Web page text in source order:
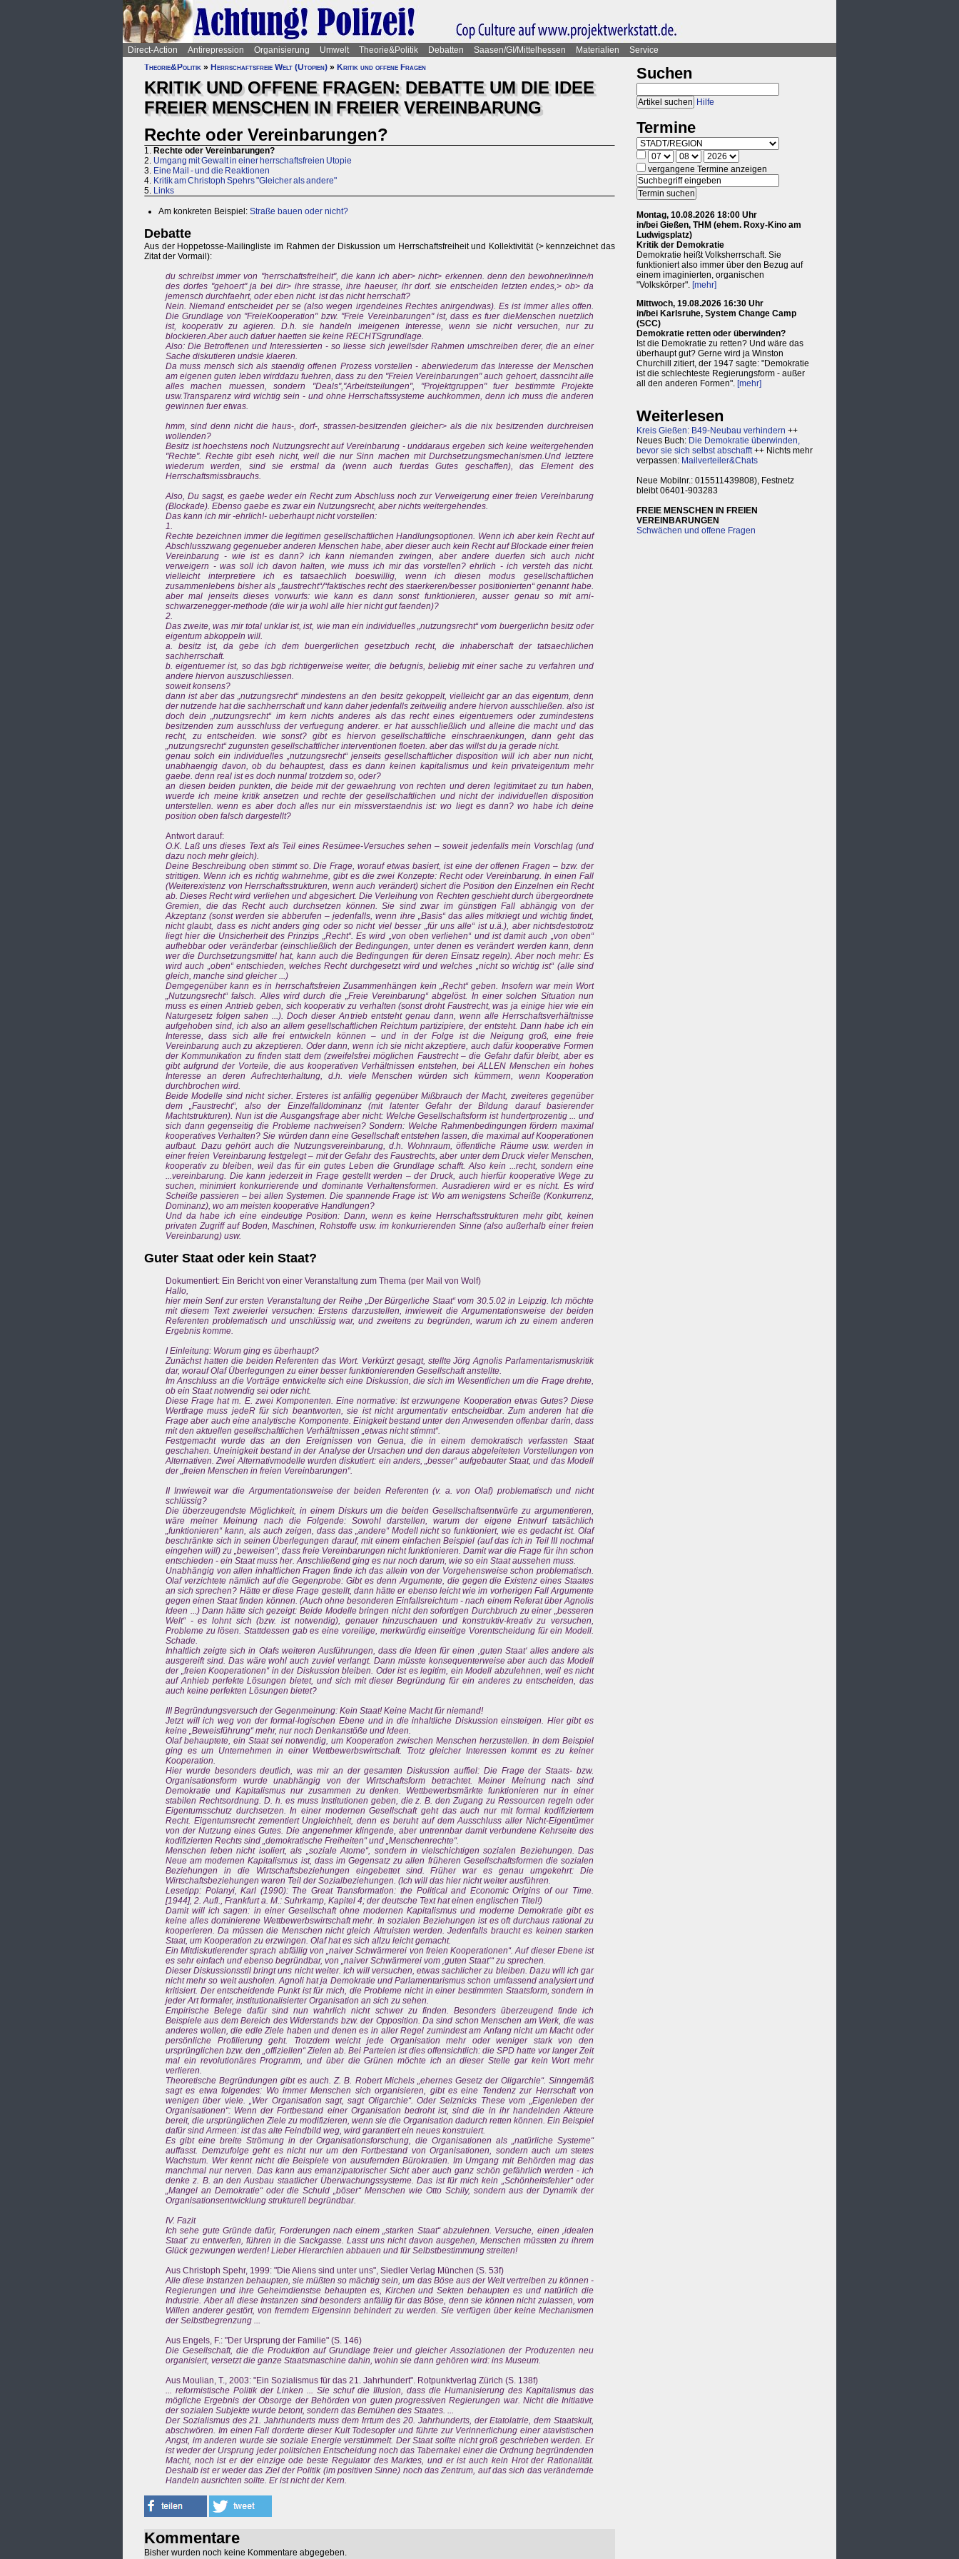
Direct-Action Antirepression Organisierung Umwelt Theorie&Politik Debatten Saasen/GI/Mittelhessen Materialien
Service
Theorie&Politik » Herrschaftsfreie Welt (Utopien) » Kritik und offene Fragen
KRITIK UND OFFENE FRAGEN: DEBATTE UM DIE IDEE
FREIER MENSCHEN IN FREIER VEREINBARUNG
Rechte oder Vereinbarungen?
1. Rechte oder Vereinbarungen?
2. Umgang mit Gewalt in einer herrschaftsfreien Utopie
3. Eine Mail - und die Reaktionen
4. Kritik am Christoph Spehrs "Gleicher als andere"
5. Links
Am konkreten Beispiel: Straße bauen oder nicht?
Debatte
Aus der Hoppetosse-Mailingliste im Rahmen der Diskussion um Herrschaftsfreiheit und Kollektivität (> kennzeichnet das
Zitat der Vormail):
du schreibst immer von "herrschaftsfreiheit", die kann ich aber> nicht> erkennen. denn den bewohner/inne/n
des dorfes "gehoert" ja bei dir> ihre strasse, ihre haeuser, ihr dorf. sie entscheiden letzten endes,> ob> da
jemensch durchfaehrt, oder eben nicht. ist das nicht herrschaft?
Nein. Niemand entscheidet per se (also wegen irgendeines Rechtes anirgendwas). Es ist immer alles offen.
Die Grundlage von "FreieKooperation" bzw. "Freie Vereinbarungen" ist, dass es fuer dieMenschen nuetzlich
ist, kooperativ zu agieren. D.h. sie handeln imeigenen Interesse, wenn sie nicht versuchen, nur zu
blockieren.Aber auch dafuer haetten sie keine RECHTSgrundlage.
Also: Die Betroffenen und Interessierten - so liesse sich jeweilsder Rahmen umschreiben derer, die an einer
Sache diskutieren undsie klaeren.
Da muss mensch sich als staendig offenen Prozess vorstellen - aberwiederum das Interesse der Menschen
am eigenen guten leben wirddazu fuehren, dass zu den "Freien Vereinbarungen" auch gehoert, dassnciht alle
alles machen muessen, sondern "Deals","Arbeitsteilungen", "Projektgruppen" fuer bestimmte Projekte
usw.Transparenz wird wichtig sein - und ohne Herrschaftssysteme auchkommen, denn ich muss die anderen
gewinnen fuer etwas.
hmm, sind denn nicht die haus-, dorf-, strassen-besitzenden gleicher> als die nix besitzenden durchreisen
wollenden?
Besitz ist hoechstens noch Nutzungsrecht auf Vereinbarung - unddaraus ergeben sich keine weitergehenden
"Rechte". Rechte gibt eseh nicht, weil die nur Sinn machen mit Durchsetzungsmechanismen.Und letztere
wiederum werden, sind sie erstmal da (wenn auch fuerdas Gutes geschaffen), das Element des
Herrschaftsmissbrauchs.
Also, Du sagst, es gaebe weder ein Recht zum Abschluss noch zur Verweigerung einer freien Vereinbarung
(Blockade). Ebenso gaebe es zwar ein Nutzungsrecht, aber nichts weitergehendes.
Das kann ich mir -ehrlich!- ueberhaupt nicht vorstellen:
1.
Rechte bezeichnen immer die legitimen gesellschaftlichen Handlungsoptionen. Wenn ich aber kein Recht auf
Abschlusszwang gegenueber anderen Menschen habe, aber dieser auch kein Recht auf Blockade einer freien
Vereinbarung - wie ist es dann? ich kann niemanden zwingen, aber andere duerfen sich auch nicht
verweigern - was soll ich davon halten, wie muss ich mir das vorstellen? ehrlich - ich versteh das nicht.
vielleicht interpretiere ich es tatsaechlich boeswillig, wenn ich diesen modus gesellschaftlichen
zusammenlebens bisher als „faustrecht“/“faktisches recht des staerkeren/besser positionierten“ genannt habe.
aber mal jenseits dieses vorwurfs: wie kann es dann sonst funktionieren, ausser genau so mit arni-
schwarzenegger-methode (die wir ja wohl alle hier nicht gut faenden)?
2.
Das zweite, was mir total unklar ist, ist, wie man ein individuelles „nutzungsrecht“ vom buergerlichn besitz oder
eigentum abkoppeln will.
a. besitz ist, da gebe ich dem buergerlichen gesetzbuch recht, die inhaberschaft der tatsaechlichen
sachherrschaft.
b. eigentuemer ist, so das bgb richtigerweise weiter, die befugnis, beliebig mit einer sache zu verfahren und
andere hiervon auszuschliessen.
soweit konsens?
dann ist aber das „nutzungsrecht“ mindestens an den besitz gekoppelt, vielleicht gar an das eigentum, denn
der nutzende hat die sachherrschaft und kann daher jedenfalls zeitweilig andere hiervon ausschließen. also ist
doch dein „nutzungsrecht“ im kern nichts anderes als das recht eines eigentuemers oder zumindestens
besitzenden zum ausschluss der verfuegung anderer. er hat ausschließlich und alleine die macht und das
recht, zu entscheiden. wie sonst? gibt es hiervon gesellschaftliche einschraenkungen, dann geht das
„nutzungsrecht“ zugunsten gesellschaftlicher interventionen floeten. aber das willst du ja gerade nicht.
genau solch ein individuelles „nutzungsrecht“ jenseits gesellschaftlicher disposition will ich aber nun nicht,
unabhaengig davon, ob du behauptest, dass es dann keinen kapitalismus und kein privateigentum mehr
gaebe. denn real ist es doch nunmal trotzdem so, oder?
an diesen beiden punkten, die beide mit der gewaehrung von rechten und deren legitimitaet zu tun haben,
wuerde ich meine kritik ansetzen und rechte der gesellschaftlichen und nicht der individuellen disposition
unterstellen. wenn es aber doch alles nur ein missverstaendnis ist: wo liegt es dann? wo habe ich deine
position oben falsch dargestellt?
Antwort darauf:
O.K. Laß uns dieses Text als Teil eines Resümee-Versuches sehen – soweit jedenfalls mein Vorschlag (und
dazu noch mehr gleich).
Deine Beschreibung oben stimmt so. Die Frage, worauf etwas basiert, ist eine der offenen Fragen – bzw. der
strittigen. Wenn ich es richtig wahrnehme, gibt es die zwei Konzepte: Recht oder Vereinbarung. In einen Fall
(Weiterexistenz von Herrschaftsstrukturen, wenn auch verändert) sichert die Position den Einzelnen ein Recht
ab. Dieses Recht wird verliehen und abgesichert. Die Verleihung von Rechten geschieht durch übergeordnete
Gremien, die das Recht auch durchsetzen können. Sie sind zwar im günstigen Fall abhängig von der
Akzeptanz (sonst werden sie abberufen – jedenfalls, wenn ihre „Basis“ das alles mitkriegt und wichtig findet,
nicht glaubt, dass es nicht anders ging oder so nicht viel besser „für uns alle“ ist u.ä.), aber nichtsdestotrotz
liegt hier die Unsicherheit des Prinzips „Recht“. Es wird „von oben verliehen“ und ist damit auch „von oben“
aufhebbar oder veränderbar (einschließlich der Bedingungen, unter denen es verändert werden kann, denn
wer die Durchsetzungsmittel hat, kann auch die Bedingungen für deren Einsatz regeln). Aber noch mehr: Es
wird auch „oben“ entschieden, welches Recht durchgesetzt wird und welches „nicht so wichtig ist“ (alle sind
gleich, manche sind gleicher ...)
Demgegenüber kann es in herrschaftsfreien Zusammenhängen kein „Recht“ geben. Insofern war mein Wort
„Nutzungsrecht“ falsch. Alles wird durch die „Freie Vereinbarung“ abgelöst. In einer solchen Situation nun
muss es einen Antrieb geben, sich kooperativ zu verhalten (sonst droht Faustrecht, was ja einige hier wie ein
Naturgesetz folgen sahen ...). Doch dieser Antrieb entsteht genau dann, wenn alle Herrschaftsverhältnisse
aufgehoben sind, ich also an allem gesellschaftlichen Reichtum partizipiere, der entsteht. Dann habe ich ein
Interesse, dass sich alle frei entwickeln können – und in der Folge ist die Neigung groß, eine freie
Vereinbarung auch zu akzeptieren. Oder dann, wenn ich sie nicht akzeptiere, auch dafür kooperative Formen
der Kommunikation zu finden statt dem (zweifelsfrei möglichen Faustrecht – die Gefahr dafür bleibt, aber es
gibt aufgrund der Vorteile, die aus kooperativen Verhältnissen entstehen, bei ALLEN Menschen ein hohes
Interesse an deren Aufrechterhaltung, d.h. viele Menschen würden sich kümmern, wenn Kooperation
durchbrochen wird.
Beide Modelle sind nicht sicher. Ersteres ist anfällig gegenüber Mißbrauch der Macht, zweiteres gegenüber
dem „Faustrecht“, also der Einzelfalldominanz (mit latenter Gefahr der Bildung darauf basierender
Machtstrukturen). Nun ist die Ausgangsfrage aber nicht: Welche Gesellschaftsform ist hundertprozentig ... und
sich dann gegenseitig die Probleme nachweisen? Sondern: Welche Rahmenbedingungen fördern maximal
kooperatives Verhalten? Sie würden dann eine Gesellschaft entstehen lassen, die maximal auf Kooperationen
aufbaut. Dazu gehört auch die Nutzungsvereinbarung, d.h. Wohnraum, öffentliche Räume usw. werden in
einer freien Vereinbarung festgelegt – mit der Gefahr des Faustrechts, aber unter dem Druck vieler Menschen,
kooperativ zu bleiben, weil das für ein gutes Leben die Grundlage schafft. Also kein ...recht, sondern eine
...vereinbarung. Die kann jederzeit in Frage gestellt werden – der Druck, auch hierfür kooperative Wege zu
suchen, minimiert konkurrierende und dominante Verhaltensformen. Ausradieren wird er es nicht. Es wird
Scheiße passieren – bei allen Systemen. Die spannende Frage ist: Wo am wenigstens Scheiße (Konkurrenz,
Dominanz), wo am meisten kooperative Handlungen?
Und da habe ich eine eindeutige Position: Dann, wenn es keine Herrschaftsstrukturen mehr gibt, keinen
privaten Zugriff auf Boden, Maschinen, Rohstoffe usw. im konkurrierenden Sinne (also außerhalb einer freien
Vereinbarung) usw.
Guter Staat oder kein Staat?
Dokumentiert: Ein Bericht von einer Veranstaltung zum Thema (per Mail von Wolf)
Hallo,
hier mein Senf zur ersten Veranstaltung der Reihe „Der Bürgerliche Staat“ vom 30.5.02 in Leipzig. Ich möchte
mit diesem Text zweierlei versuchen: Erstens darzustellen, inwieweit die Argumentationsweise der beiden
Referenten problematisch und unschlüssig war, und zweitens zu begründen, warum ich zu einem anderen
Ergebnis komme.
I Einleitung: Worum ging es überhaupt?
Zunächst hatten die beiden Referenten das Wort. Verkürzt gesagt, stellte Jörg Agnolis Parlamentarismuskritik
dar, worauf Olaf Überlegungen zu einer besser funktionierenden Gesellschaft anstellte.
Im Anschluss an die Vorträge entwickelte sich eine Diskussion, die sich im Wesentlichen um die Frage drehte,
ob ein Staat notwendig sei oder nicht.
Diese Frage hat m. E. zwei Komponenten. Eine normative: Ist erzwungene Kooperation etwas Gutes? Diese
Wertfrage muss jedeR für sich beantworten, sie ist nicht argumentativ entscheidbar. Zum anderen hat die
Frage aber auch eine analytische Komponente. Einigkeit bestand unter den Anwesenden offenbar darin, dass
mit den aktuellen gesellschaftlichen Verhältnissen „etwas nicht stimmt“.
Festgemacht wurde das an den Ereignissen von Genua, die in einem demokratisch verfassten Staat
geschahen. Uneinigkeit bestand in der Analyse der Ursachen und den daraus abgeleiteten Vorstellungen von
Alternativen. Zwei Alternativmodelle wurden diskutiert: ein anders, „besser“ aufgebauter Staat, und das Modell
der „freien Menschen in freien Vereinbarungen“.
II Inwieweit war die Argumentationsweise der beiden Referenten (v. a. von Olaf) problematisch und nicht
schlüssig?
Die überzeugendste Möglichkeit, in einem Diskurs um die beiden Gesellschaftsentwürfe zu argumentieren,
wäre meiner Meinung nach die Folgende: Sowohl darstellen, warum der eigene Entwurf tatsächlich
„funktionieren“ kann, als auch zeigen, dass das „andere“ Modell nicht so funktioniert, wie es gedacht ist. Olaf
beschränkte sich in seinen Überlegungen darauf, mit einem einfachen Beispiel (auf das ich in Teil III nochmal
eingehen will) zu „beweisen“, dass freie Vereinbarungen nicht funktionieren. Damit war die Frage für ihn schon
entschieden - ein Staat muss her. Anschließend ging es nur noch darum, wie so ein Staat aussehen muss.
Unabhängig von allen inhaltlichen Fragen finde ich das allein von der Vorgehensweise schon problematisch.
Olaf verzichtete nämlich auf die Gegenprobe: Gibt es denn Argumente, die gegen die Existenz eines Staates
an sich sprechen? Hätte er diese Frage gestellt, dann hätte er ebenso leicht wie im vorherigen Fall Argumente
gegen einen Staat finden können. (Auch ohne besonderen Einfallsreichtum - nach einem Referat über Agnolis
Ideen ...) Dann hätte sich gezeigt: Beide Modelle bringen nicht den sofortigen Durchbruch zu einer „besseren
Welt“ - es lohnt sich (bzw. ist notwendig), genauer hinzuschauen und konstruktiv-kreativ zu versuchen,
Probleme zu lösen. Stattdessen gab es eine voreilige, merkwürdig einseitige Vorentscheidung für ein Modell.
Schade.
Inhaltlich zeigte sich in Olafs weiteren Ausführungen, dass die Ideen für einen ‚guten Staat‘ alles andere als
ausgereift sind. Das wäre wohl auch zuviel verlangt. Dann müsste konsequenterweise aber auch das Modell
der „freien Kooperationen“ in der Diskussion bleiben. Oder ist es legitim, ein Modell abzulehnen, weil es nicht
auf Anhieb perfekte Lösungen bietet, und sich mit dieser Begründung für ein anderes zu entscheiden, das
auch keine perfekten Lösungen bietet?
III Begründungsversuch der Gegenmeinung: Kein Staat! Keine Macht für niemand!
Jetzt will ich weg von der formal-logischen Ebene und in die inhaltliche Diskussion einsteigen. Hier gibt es
keine „Beweisführung“ mehr, nur noch Denkanstöße und Ideen.
Olaf behauptete, ein Staat sei notwendig, um Kooperation zwischen Menschen herzustellen. In dem Beispiel
ging es um Unternehmen in einer Wettbewerbswirtschaft. Trotz gleicher Interessen kommt es zu keiner
Kooperation.
Hier wurde besonders deutlich, was mir an der gesamten Diskussion auffiel: Die Frage der Staats- bzw.
Organisationsform wurde unabhängig von der Wirtschaftsform betrachtet. Meiner Meinung nach sind
Demokratie und Kapitalismus nur zusammen zu denken. Wettbewerbsmärkte funktionieren nur in einer
stabilen Rechtsordnung. D. h. es muss Institutionen geben, die z. B. den Zugang zu Ressourcen regeln oder
Eigentumsschutz durchsetzen. In einer modernen Gesellschaft geht das auch nur mit formal kodifiziertem
Recht. Eigentumsrecht zementiert Ungleichheit, denn es beruht auf dem Ausschluss aller Nicht-Eigentümer
von der Nutzung eines Gutes. Die angenehmer klingende, aber untrennbar damit verbundene Kehrseite des
kodifizierten Rechts sind „demokratische Freiheiten“ und „Menschenrechte“.
Menschen leben nicht isoliert, als „soziale Atome“, sondern in vielschichtigen sozialen Beziehungen. Das
Neue am modernen Kapitalismus ist, dass im Gegensatz zu allen früheren Gesellschaftsformen die sozialen
Beziehungen in die Wirtschaftsbeziehungen eingebettet sind. Früher war es genau umgekehrt: Die
Wirtschaftsbeziehungen waren Teil der Sozialbeziehungen. (Ich will das hier nicht weiter ausführen.
Lesetipp: Polanyi, Karl (1990): The Great Transformation: the Political and Economic Origins of our Time.
[1944], 2. Aufl., Frankfurt a. M.: Suhrkamp, Kapitel 4; der deutsche Text hat einen englischen Titel!)
Damit will ich sagen: in einer Gesellschaft ohne modernen Kapitalismus und moderne Demokratie gibt es
keine alles dominierene Wettbewerbswirtschaft mehr. In sozialen Beziehungen ist es oft durchaus rational zu
kooperieren. Da müssen die Menschen nicht gleich Altruisten werden. Jedenfalls braucht es keinen starken
Staat, um Kooperation zu erzwingen. Olaf hat es sich allzu leicht gemacht.
Ein Mitdiskutierender sprach abfällig von „naiver Schwärmerei von freien Kooperationen“. Auf dieser Ebene ist
es sehr einfach und ebenso begründbar, von „naiver Schwärmerei vom ‚guten Staat‘“ zu sprechen.
Dieser Diskussionsstil bringt uns nicht weiter. Ich will versuchen, etwas sachlicher zu bleiben. Dazu will ich gar
nicht mehr so weit ausholen. Agnoli hat ja Demokratie und Parlamentarismus schon umfassend analysiert und
kritisiert. Der entscheidende Punkt ist für mich, die Probleme nicht in einer bestimmten Staatsform, sondern in
jeder Art formaler, institutionalisierter Organisation an sich zu sehen.
Empirische Belege dafür sind nun wahrlich nicht schwer zu finden. Besonders überzeugend finde ich
Beispiele aus dem Bereich des Widerstands bzw. der Opposition. Da sind schon Menschen am Werk, die was
anderes wollen, die edle Ziele haben und denen es in aller Regel zumindest am Anfang nicht um Macht oder
persönliche Profilierung geht. Trotzdem weicht jede Organisation mehr oder weniger stark von den
ursprünglichen bzw. den „offiziellen“ Zielen ab. Bei Parteien ist dies offensichtlich: die SPD hatte vor langer Zeit
mal ein revolutionäres Programm, und über die Grünen möchte ich an dieser Stelle gar kein Wort mehr
verlieren.
Theoretische Begründungen gibt es auch. Z. B. Robert Michels „ehernes Gesetz der Oligarchie“. Sinngemäß
sagt es etwa folgendes: Wo immer Menschen sich organisieren, gibt es eine Tendenz zur Herrschaft von
wenigen über viele. „Wer Organisation sagt, sagt Oligarchie“. Oder Selznicks These vom „Eigenleben der
Organisationen“: Wenn der Fortbestand einer Organisation bedroht ist, sind die in ihr handelnden Akteure
bereit, die ursprünglichen Ziele zu modifizieren, wenn sie die Organisation dadurch retten können. Ein Beispiel
dafür sind Armeen: ist das alte Feindbild weg, wird garantiert ein neues konstruiert.
Es gibt eine breite Strömung in der Organisationsforschung, die Organisationen als „natürliche Systeme“
auffasst. Demzufolge geht es nicht nur um den Fortbestand von Organisationen, sondern auch um stetes
Wachstum. Wer kennt nicht die Beispiele von ausufernden Bürokratien. Im Umgang mit Behörden mag das
manchmal nur nerven. Das kann aus emanzipatorischer Sicht aber auch ganz schön gefährlich werden - ich
denke z. B. an den Ausbau staatlicher Überwachungssysteme. Das ist für mich kein „Schönheitsfehler“ oder
„Mangel an Demokratie“ oder die Schuld „böser“ Menschen wie Otto Schily, sondern aus der Dynamik der
Organisationsentwicklung strukturell begründbar.
IV. Fazit
Ich sehe gute Gründe dafür, Forderungen nach einem „starken Staat“ abzulehnen. Versuche, einen ‚idealen
Staat‘ zu entwerfen, führen in die Sackgasse. Lasst uns nicht davon ausgehen, Menschen müssten zu ihrem
Glück gezwungen werden! Lieber Hierarchien abbauen und für Selbstbestimmung streiten!
Aus Christoph Spehr, 1999: "Die Aliens sind unter uns", Siedler Verlag München (S. 53f)
Alle diese Instanzen behaupten, sie müßten so mächtig sein, um das Böse aus der Welt vertreiben zu können -
Regierungen und ihre Geheimdienstse behaupten es, Kirchen und Sekten behaupten es und natürlich die
Industrie. Aber all diese Instanzen sind besonders anfällig für das Böse, denn sie können nicht zulassen, vom
Willen anderer gestört, von fremdem Eigensinn behindert zu werden. Sie verfügen über keine Mechanismen
der Selbstbegrenzung ...
Aus Engels, F.: "Der Ursprung der Familie" (S. 146)
Die Gesellschaft, die die Produktion auf Grundlage freier und gleicher Assoziationen der Produzenten neu
organisiert, versetzt die ganze Staatsmaschine dahin, wohin sie dann gehören wird: ins Museum.
Aus Moulian, T., 2003: "Ein Sozialismus für das 21. Jahrhundert". Rotpunktverlag Zürich (S. 138f)
... reformistische Politik der Linken ... Sie schuf die Illusion, dass die Humanisierung des Kapitalismus das
mögliche Ergebnis der Obsorge der Behörden von guten progressiven Regierungen war. Nicht die Initiative
der sozialen Subjekte wurde betont, sondern das Bemühen des Staates. ...
Der Sozialismus des 21. Jahrhunderts muss dem Irrtum des 20. Jahrhunderts, der Etatolatrie, dem Staatskult,
abschwören. Im einen Fall dorderte dieser Kult Todesopfer und führte zur Verinnerlichung einer atavistischen
Angst, im anderen wurde sie soziale Energie verstümmelt. Der Staat sollte nicht groß geschrieben werden. Er
ist weder der Ursprung jeder politsichen Entscheidung noch das Tabernakel einer die Ordnung begründenden
Macht, noch ist er der einzige ode beste Regulator des Marktes, und er ist auch kein Hrot der Rationalität.
Deshalb ist er weder das Ziel der Politik (im positiven Sinne) noch das Zentrum, auf das sich das verändernde
Handeln ausrichten sollte. Er ist nicht der Kern.
Kommentare
Bisher wurden noch keine Kommentare abgegeben.
Suchen
Hilfe
Termine
vergangene Termine anzeigen
Montag, 10.08.2026 18:00 Uhr
in/bei Gießen, THM (ehem. Roxy-Kino am
Ludwigsplatz)
Kritik der Demokratie
Demokratie heißt Volksherrschaft. Sie
funktioniert also immer über den Bezug auf
einem imaginierten, organischen
"Volkskörper". [mehr]
Mittwoch, 19.08.2026 16:30 Uhr
in/bei Karlsruhe, System Change Camp
(SCC)
Demokratie retten oder überwinden?
Ist die Demokratie zu retten? Und wäre das
überhaupt gut? Gerne wird ja Winston
Churchill zitiert, der 1947 sagte: "Demokratie
ist die schlechteste Regierungsform - außer
all den anderen Formen". [mehr]
Weiterlesen
Kreis Gießen: B49-Neubau verhindern ++
Neues Buch: Die Demokratie überwinden,
bevor sie sich selbst abschafft++ Nichts mehr
verpassen: Mailverteiler&Chats
Neue Mobilnr.: 015511439808), Festnetz
bleibt 06401-903283
FREIE MENSCHEN IN FREIEN
VEREINBARUNGEN
Schwächen und offene Fragen